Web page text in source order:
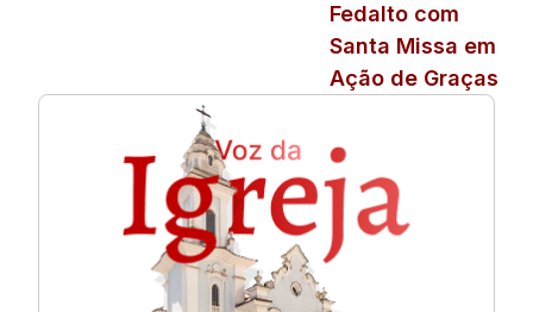
Fedalto com
Santa Missa em
Ação de Graças